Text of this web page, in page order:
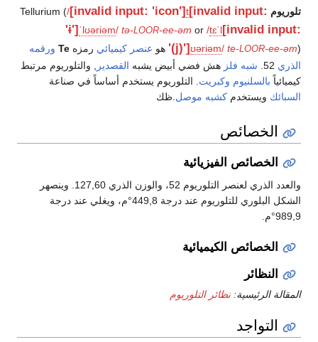
تلوريوم /[invalid input: 'icon']t[invalid input:
'ɨ']ˈlʊəriəm/ tə-LOOR-ee-əm or /tɛˈl[invalid input:
'(j)']ʊəriəm/ te-LOOR-ee-əm) هو عنصر كيميائي رمزه Te ورقمه
الذري
شبه فلز هش فضي أبيض يشبه القصدير
, والتلوريوم مرتبط
كيميائياً بالسلنيوم وكبريت . التلوريوم يستخدم أساساً في صناعة
السبائك ويستخدم كشبه موصل .ظك
الخصائص
الخصائص الفيزيائية
والعدد الذري لعنصر التلوريوم 52، والوزن الذري 127,60. وينصهر
الشكل البلوري للتلوريوم عند درجة 449,8°م، ويغلي عند درجة
989,9°م.
الخصائص الكيميائية
النظائر
المقالة الرئيسية:نظائر التلوريوم
التواجد